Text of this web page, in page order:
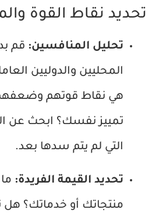
تحديد نقاط القوة
تحليل المنافسين: قم
المحليين والدوليين
هي نقاط قوتهم
تمييز نفسك؟ ابحث عن
التي لم يتم سدها بعد.
تحديد القيمة الفريدة:
منتجاتك أو خدماتك؟